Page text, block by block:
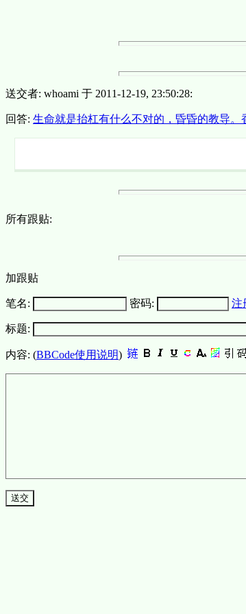
送交者: whoami 于 2011-12-19, 23:50:28:
回答: 生命就是抬杠有什么不对的，昏昏的教导。
所有跟贴:
加跟贴
笔名: 密码: 注
标题:
内容: (BBCode使用说明)